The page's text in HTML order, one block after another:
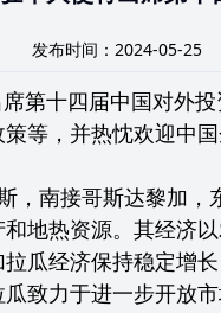
发布时间：2024-05-25
第十四届中国对外
等，并热忱欢迎中国
南接哥斯达黎加，
地热资源。其经济
瓜经济保持稳定增
致力于进一步开放